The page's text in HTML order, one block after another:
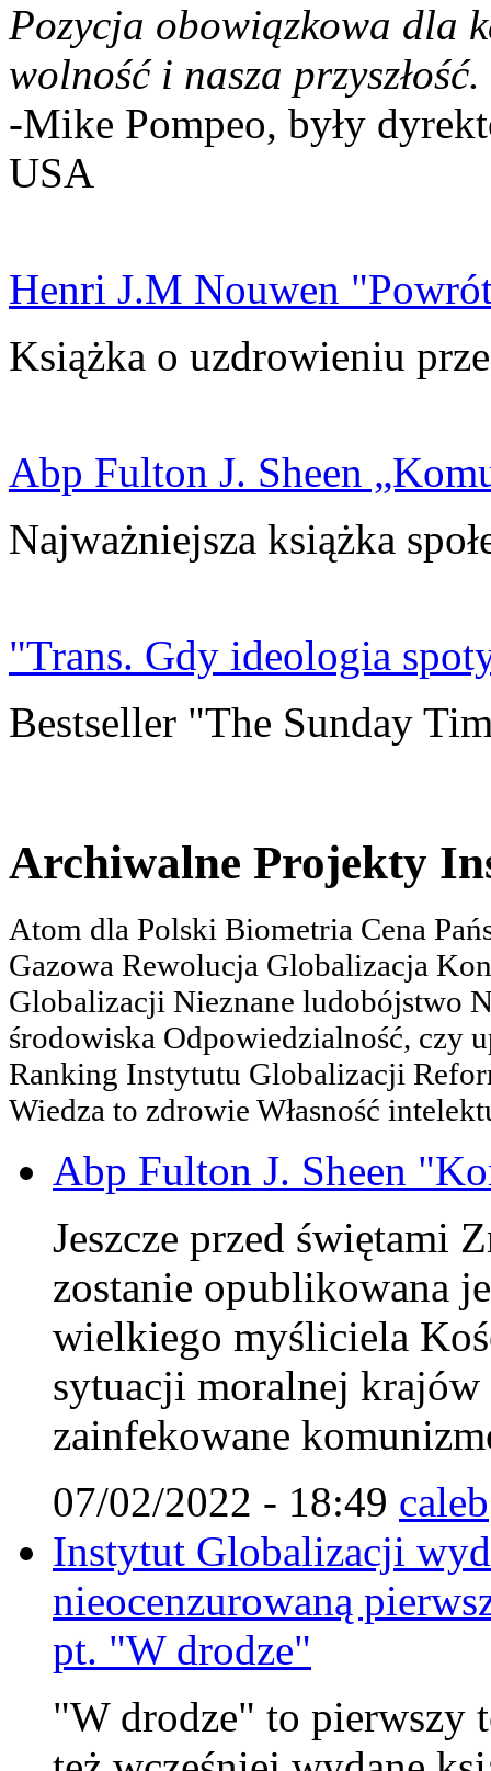
Pozycja obowiązkowa dla
wolność i nasza przyszłość.
-Mike Pompeo, były
USA
Henri J.M Nouwen
Książka o uzdrowieniu
Abp Fulton J. Sheen
Najważniejsza książka
"Trans. Gdy ideologia
Bestseller "The Sunday
Archiwalne Projekty
Atom dla Polski Biometria Cena
Gazowa Rewolucja Globalizacja
Globalizacji Nieznane ludobójstwo
środowiska Odpowiedzialność, czy
Ranking Instytutu Globalizacji
Wiedza to zdrowie Własność
Abp Fulton J. Sheen
Jeszcze przed świętami
zostanie opublikowana
wielkiego myśliciela
sytuacji moralnej krajów
zainfekowane
07/02/2022 - 18:49 caleb
Instytut Globalizacji
nieocenzurowaną
pt. "W drodze"
"W drodze" to pierwszy